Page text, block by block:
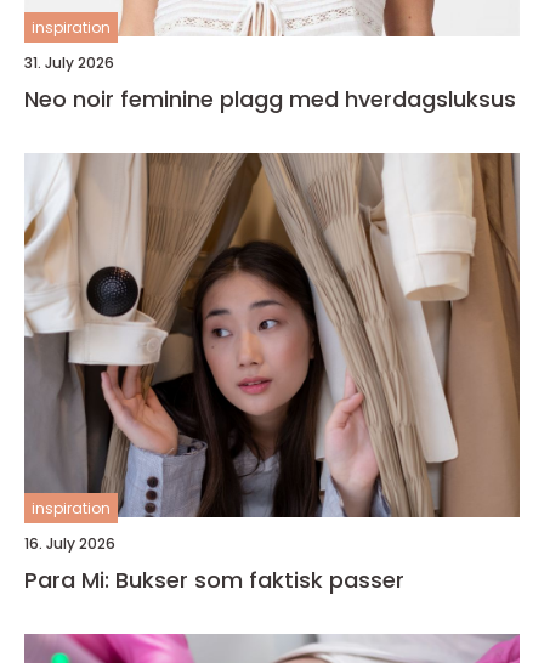
inspiration
31. July 2026
Neo noir feminine plagg med hverdagsluksus
inspiration
16. July 2026
Para Mi: Bukser som faktisk passer